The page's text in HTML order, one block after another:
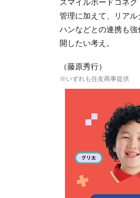
管理に加えて、リア
ハンなどとの連携も
開したい考え。
（藤原秀行）
※いずれも住友商事提供